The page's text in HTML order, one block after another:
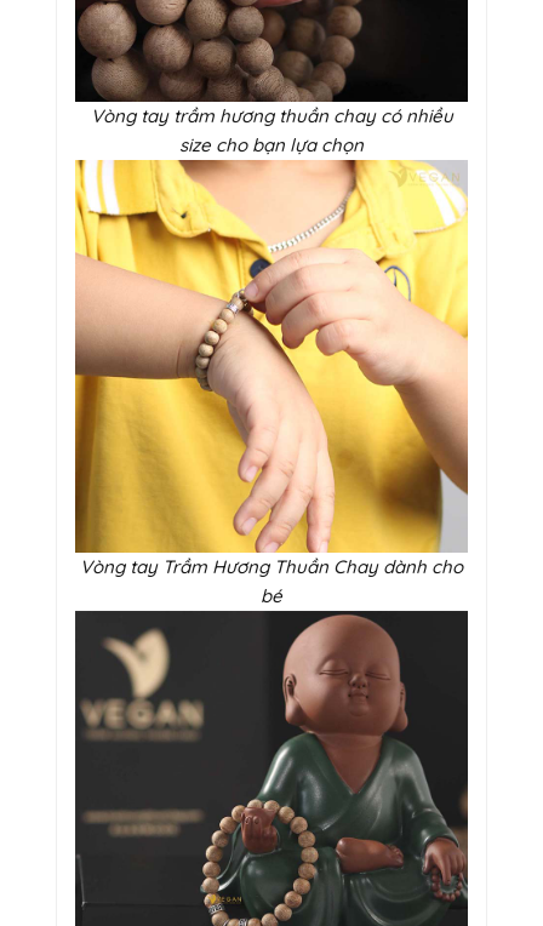
Vòng tay trầm hương thuần chay có nhiều
size cho bạn lựa chọn
Vòng tay Trầm Hương Thuần Chay dành cho
bé